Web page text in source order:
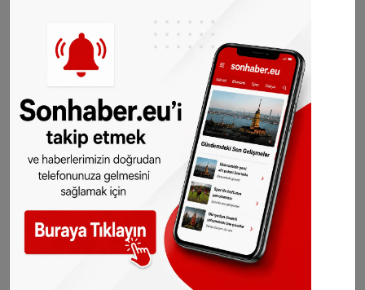
sahibine ait olmak üzere kısırlaştırma işlemini
gerçekleştireceğini belirtiyor.
©Sonhaber.eu
Foto:Tim Raack - Pexels.com
Haberlerimiziİnstagram hesabımızdan
edebilirsiniz.
WhatsAppta ücretsiz bültenimize abone olun,
Hollanda ve diğer Avrupa ülkeleri gündeminden
seçtiğimiz haberler her gün telefonunuza